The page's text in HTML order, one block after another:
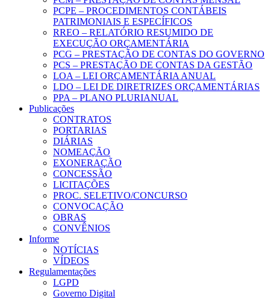
PCPE – PROCEDIMENTOS CONTÁBEIS
PATRIMONIAIS E ESPECÍFICOS
RREO – RELATÓRIO RESUMIDO DE
EXECUÇÃO ORÇAMENTÁRIA
PCG – PRESTAÇÃO DE CONTAS DO GOVERNO
PCS – PRESTAÇÃO DE CONTAS DA GESTÃO
LOA – LEI ORÇAMENTÁRIA ANUAL
LDO – LEI DE DIRETRIZES ORÇAMENTÁRIAS
PPA – PLANO PLURIANUAL
Publicações
CONTRATOS
PORTARIAS
DIÁRIAS
NOMEAÇÃO
EXONERAÇÃO
CONCESSÃO
LICITAÇÕES
PROC. SELETIVO/CONCURSO
CONVOCAÇÃO
OBRAS
CONVÊNIOS
Informe
NOTÍCIAS
VÍDEOS
Regulamentações
LGPD
Governo Digital